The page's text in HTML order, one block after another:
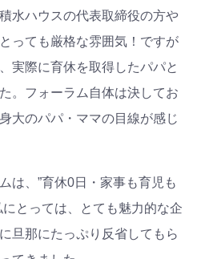
水ハウスの代表取締役の方や
っても厳格な雰囲気！ですが
実際に育休を取得したパパと
。フォーラム自体は決してお
大のパパ・ママの目線が感じ
は、”育休0日・家事も育児も
とっては、とても魅力的な企
旦那にたっぷり反省してもら